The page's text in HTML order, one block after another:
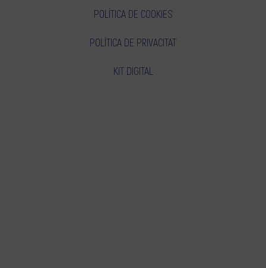
POLÍTICA DE COOKIES
POLÍTICA DE PRIVACITAT
KIT DIGITAL